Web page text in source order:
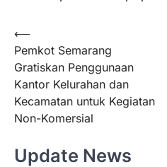
Navigasi
pos
⟵
Pemkot Semarang
Gratiskan Penggunaan
Kantor Kelurahan dan
Kecamatan untuk Kegiatan
Non-Komersial
Update News